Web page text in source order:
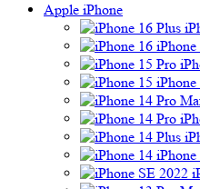
Apple iPhone
iPhone
iPhone
iPhone